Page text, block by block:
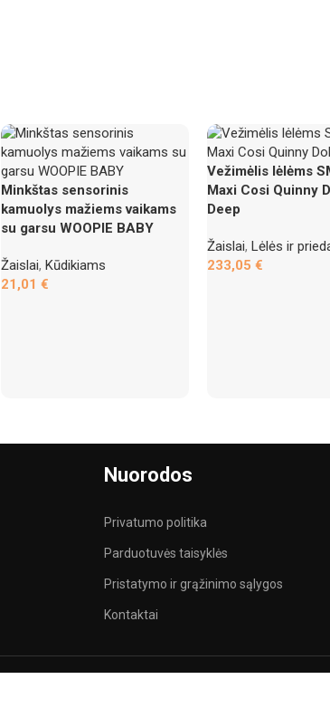
Minkštas sensorinis
kamuolys mažiems vaikams
su garsu WOOPIE BABY
Žaislai, Kūdikiams
21,01 €
Vežimėlis lėlėms
Maxi Cosi Quinny
Deep
Žaislai, Lėlės ir
233,05 €
Nuorodos
Privatumo politika
Parduotuvės taisyklės
Pristatymo ir grąžinimo sąlygos
Kontaktai